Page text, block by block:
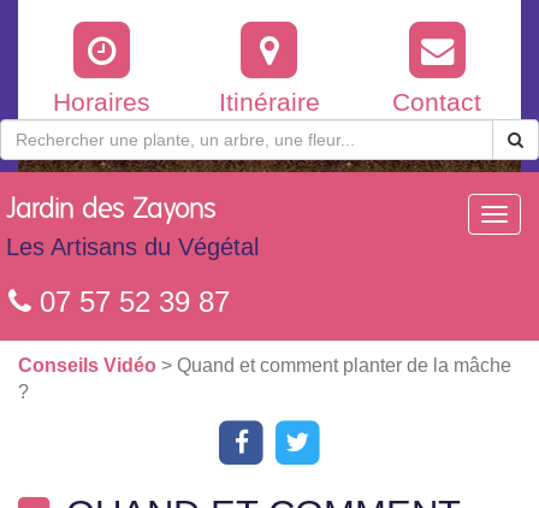
Horaires Itinéraire Contact
Jardin des Zayons
Les Artisans du Végétal
07 57 52 39 87
Conseils Vidéo > Quand et comment planter de la mâche
?